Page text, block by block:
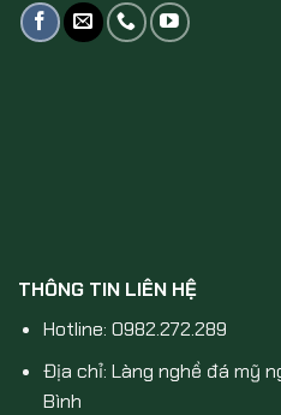
THÔNG TIN LIÊN HỆ
Hotline: 0982.272.289
Địa chỉ: Làng nghề đá mỹ
Bình